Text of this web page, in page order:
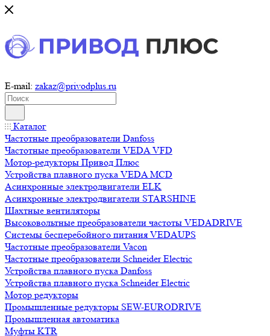
E-mail: zakaz@privodplus.ru
Каталог
Частотные преобразователи Danfoss
Частотные преобразователи VEDA VFD
Мотор-редукторы Привод Плюс
Устройства плавного пуска VEDA MCD
Асинхронные электродвигатели ELK
Асинхронные электродвигатели STARSHINE
Шахтные вентиляторы
Высоковольтные преобразователи частоты VEDADRIVE
Системы бесперебойного питания VEDAUPS
Частотные преобразователи Vacon
Частотные преобразователи Schneider Electric
Устройства плавного пуска Danfoss
Устройства плавного пуска Schneider Electric
Мотор редукторы
Промышленные редукторы SEW-EURODRIVE
Промышленная автоматика
Муфты KTR